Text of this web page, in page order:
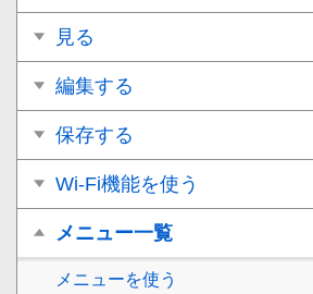
見る
編集する
保存する
Wi-Fi機能を使う
メニュー一覧
メニューを使う